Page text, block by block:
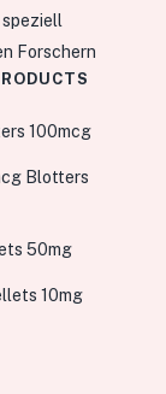
speziell
Forschern
100mcg
Blotters
50mg
10mg